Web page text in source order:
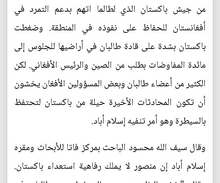
من جيش باكستان الذي لطالما اتهم بدعم التمرد في
أفغانستان للحفاظ على نفوذه في المنطقة. وضغطت
باكستان بشدة على قادة طالبان في أراضيها للجلوس إلى
مائدة المفاوضات بطلب من الصين والرئيس الأفغاني. لكن
الكثير من أعضاء طالبان وبعض المسؤولين الأفغان يخشون
أن تكون المحادثات الأخيرة حيلة من باكستان لتحتفظ
بالسيطرة وهو أمر تنفيه إسلام أباد.
وقال سيف الله محسود الباحث بمركز فاتا للأبحاث ومقره
إسلام أباد إن منصور لا يملك رفاهية استعداء باكستان.